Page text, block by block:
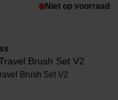
Niet op voorraad
Brush Set V2
Brush Set V2